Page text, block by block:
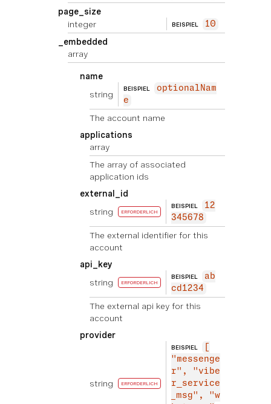
page_size
integer
BEISPIEL 10
_embedded
array
name
string
BEISPIEL
optionalNam
e
The account name
applications
array
The array of associated
application ids
external_id
string
ERFORDERLICH
BEISPIEL
12
345678
The external identifier for this
account
api_key
string
ERFORDERLICH
BEISPIEL
ab
cd1234
The external api key for this
account
provider
string ERFORDERLICH
BEISPIEL
"messenge
r", "vibe
r_service
_msg", "w